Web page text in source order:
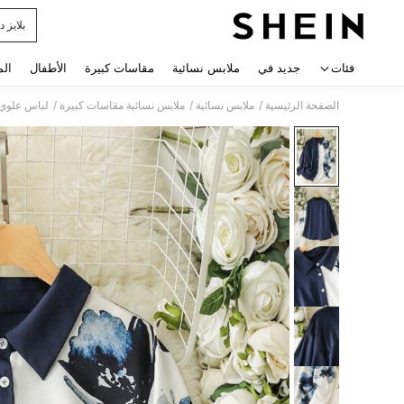
فئات جديد في ملابس نسائية مقاسات كبيرة الأطفال
الصفحة الرئيسية / ملابس نسائية / ملابس نسائية مقاسات كبيرة / لباس